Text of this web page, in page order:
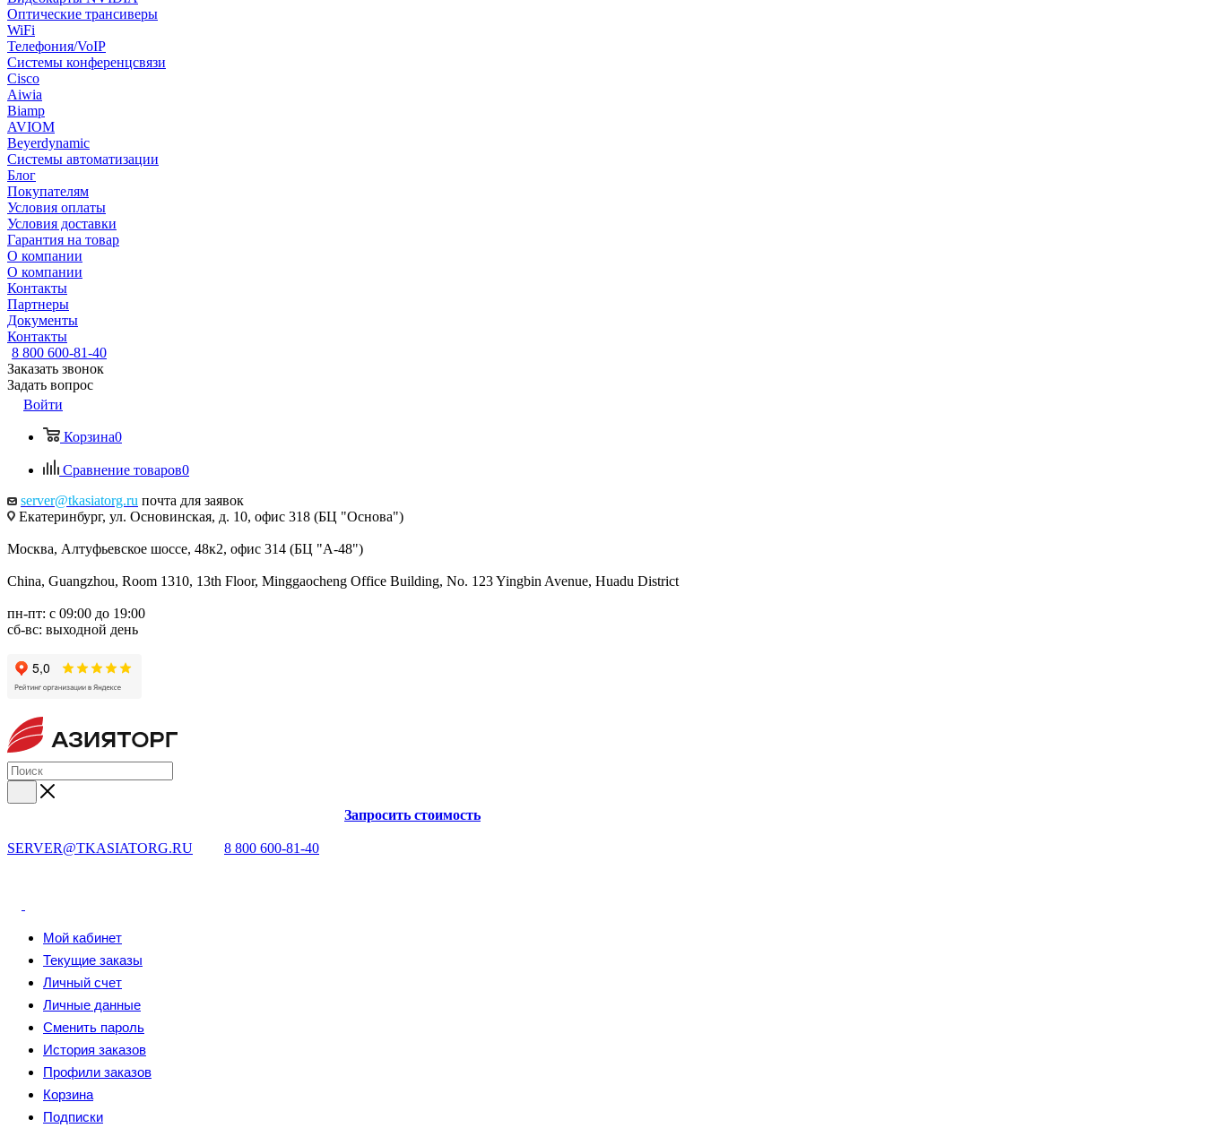
Оптические трансиверы
WiFi
Телефония/VoIP
Системы конференцсвязи
Cisco
Aiwia
Biamp
AVIOM
Beyerdynamic
Системы автоматизации
Блог
Покупателям
Условия оплаты
Условия доставки
Гарантия на товар
О компании
О компании
Контакты
Партнеры
Документы
Контакты
8 800 600-81-40
Заказать звонок
Задать вопрос
Войти
Корзина0
Сравнение товаров0
server@tkasiatorg.ru почта для заявок
Екатеринбург, ул. Основинская, д. 10, офис 318 (БЦ "Основа")
Москва, Алтуфьевское шоссе, 48к2, офис 314 (БЦ "А-48")
China, Guangzhou, Room 1310, 13th Floor, Minggaocheng Office Building, No. 123 Yingbin Avenue, Huadu District
пн-пт: с 09:00 до 19:00
сб-вс: выходной день
SERVER@TKASIATORG.RU 8 800 600-81-40
Запросить стоимость
Мой кабинет
Текущие заказы
Личный счет
Личные данные
Сменить пароль
История заказов
Профили заказов
Корзина
Подписки